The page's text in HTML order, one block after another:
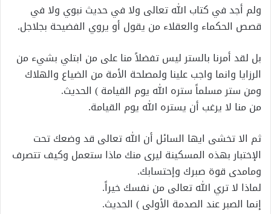
ولم أجد في كتاب الله تعالى ولا في حديث نبوي ولا في
قصص الحكماء والعقلاء من يقول أو يروي الفضيحة بجلاجل.
بل لقد أمرنا بالستر ليس تفضلاً منا على من ابتلي بشيء من
الرزايا وانما واجب علينا ولمصلحة الأمة من الضياع والهلاك
ومن ستر مسلماً ستره الله يوم القيامة ) الحديث.
من منا لا يرغب أن يستره الله يوم القيامة.
ثم الا تخشى ايها السائل أن الله تعالى قد وضعك تحت
الإختبار بهذه المسكينة ليرى منك ماذا ستعمل وكيف تتصرف
ومامدى قوة صبرك وإحتسابك.
لماذا لا تري الله تعالى من نفسك خيراً.
إنما الصبر عند الصدمة الأولى ) الحديث.